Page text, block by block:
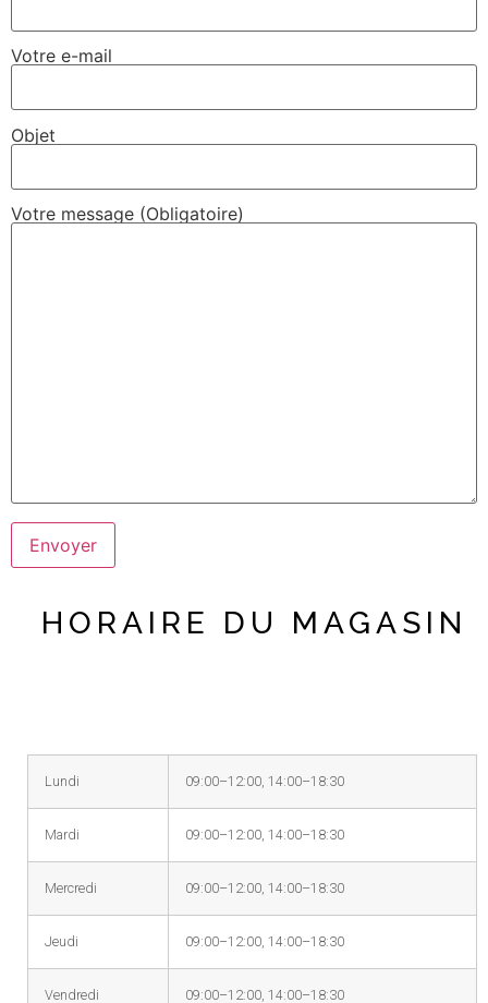
Votre e-mail
Objet
Votre message (Obligatoire)
HORAIRE DU MAGASIN
Lundi 09:00–12:00, 14:00–18:30
Mardi 09:00–12:00, 14:00–18:30
Mercredi 09:00–12:00, 14:00–18:30
Jeudi 09:00–12:00, 14:00–18:30
Vendredi 09:00–12:00, 14:00–18:30